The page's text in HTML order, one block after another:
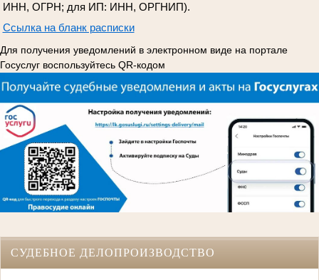
ИНН, ОГРН; для ИП: ИНН, ОРГНИП).
Ссылка на бланк расписки
Для получения уведомлений в электронном виде на портале
Госуслуг воспользуйтесь QR-кодом
СУДЕБНОЕ ДЕЛОПРОИЗВОДСТВО